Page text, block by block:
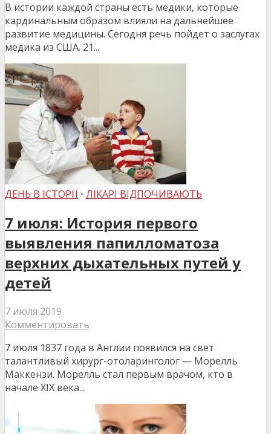
В истории каждой страны есть медики, которые
кардинальным образом влияли на дальнейшее
развитие медицины. Сегодня речь пойдет о заслугах
медика из США. 21...
ДЕНЬ В ІСТОРІЇ • ЛІКАРІ ВІДПОЧИВАЮТЬ
7 июля: История первого
выявления папилломатоза
верхних дыхательных путей у
детей
7 июля 2019
Комментировать
7 июля 1837 года в Англии появился на свет
талантливый хирург-отоларинголог — Морелль
Маккензи. Морелль стал первым врачом, кто в
начале XIX века...